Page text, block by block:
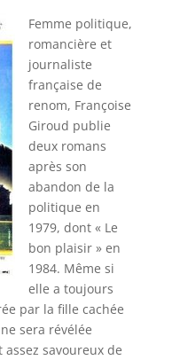
Femme politique,
romancière et
journaliste
française de
renom, Françoise
Giroud publie
deux romans
après son
abandon de la
politique en
1979, dont « Le
bon plaisir » en
1984. Même si
elle a toujours
par la fille cachée
sera révélée
assez savoureux de